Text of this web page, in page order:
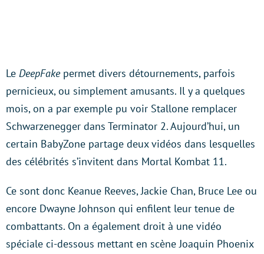
Le DeepFakepermet divers détournements, parfois
pernicieux, ou simplement amusants. Il y a quelques
mois, on a par exemple pu voir Stallone remplacer
Schwarzenegger dans Terminator 2. Aujourd’hui, un
certain BabyZone partage deux vidéos dans lesquelles
des célébrités s’invitent dans Mortal Kombat 11.
Ce sont donc Keanue Reeves, Jackie Chan, Bruce Lee ou
encore Dwayne Johnson qui enfilent leur tenue de
combattants. On a également droit à une vidéo
spéciale ci-dessous mettant en scène Joaquin Phoenix